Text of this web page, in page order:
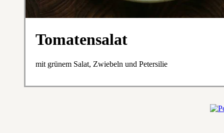
Tomatensalat
mit grünem Salat, Zwiebeln und Petersilie